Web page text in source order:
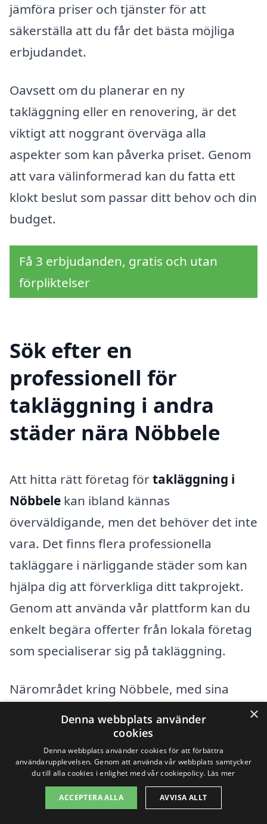
jämföra priser och tjänster för att
säkerställa att du får det bästa möjliga
erbjudandet.
Oavsett om du planerar en ny
takläggning eller en renovering, är det
viktigt att noggrant överväga alla
aspekter som kan påverka priset. Genom
att vara välinformerad kan du fatta ett
klokt beslut som passar ditt behov och din
budget.
Få 3 erbjudanden, gratis och utan
förpliktelser
Sök efter en
professionell för
takläggning i andra
städer nära Nöbbele
Att hitta rätt företag förtakläggning i
Nöbbele kan ibland kännas
överväldigande, men det behöver det inte
vara. Det finns flera professionella
takläggare i närliggande städer som kan
hjälpa dig att förverkliga ditt takprojekt.
Genom att använda vår plattform kan du
enkelt begära offerter från lokala företag
som specialiserar sig på takläggning.
Närområdet kring Nöbbele, med sina
alternativ för takläggning. Här är några
städer där du även kan finna kvalificerade
takläggare:
Växjö
×
Denna webbplats använder
cookies
Denna webbplats använder cookies för att förbättra
användarupplevelsen. Genom att använda vår webbplats samtycker
du till alla cookies i enlighet med vår cookiepolicy. Läs mer
ACCEPTERA ALLA AVVISA ALLT